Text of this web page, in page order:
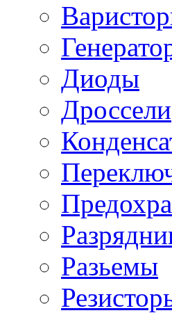
Диоды
Дроссели
Разьемы